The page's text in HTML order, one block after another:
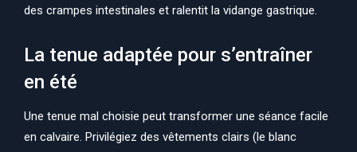
des crampes intestinales et ralentit la vidange gastrique.
La tenue adaptée pour s’entraîner
en été
Une tenue mal choisie peut transformer une séance facile
en calvaire. Privilégiez des vêtements clairs (le blanc